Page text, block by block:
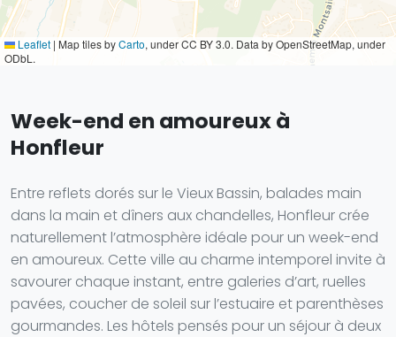
Leaflet | Map tiles byCarto, under CC BY 3.0. Data by OpenStreetMap, under
ODbL.
Week-end en amoureux à
Honfleur
Entre reflets dorés sur le Vieux Bassin, balades main
dans la main et dîners aux chandelles, Honfleur crée
naturellement l’atmosphère idéale pour un week-end
en amoureux. Cette ville au charme intemporel invite à
savourer chaque instant, entre galeries d’art, ruelles
pavées, coucher de soleil sur l’estuaire et parenthèses
gourmandes. Les hôtels pensés pour un séjour à deux